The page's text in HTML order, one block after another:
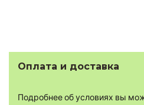
Оплата и доставка
Подробнее об условиях вы